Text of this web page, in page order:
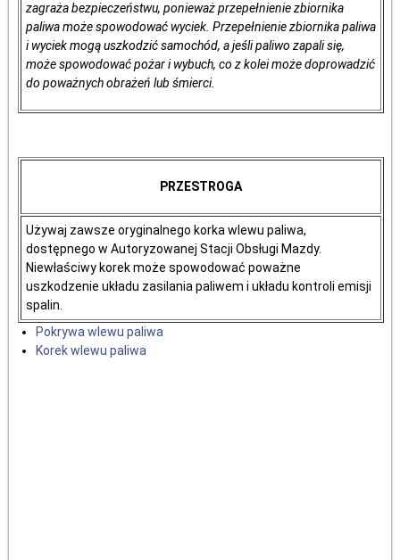
zagraża bezpieczeństwu, ponieważ przepełnienie zbiornika
paliwa może spowodować wyciek. Przepełnienie zbiornika paliwa
i wyciek mogą uszkodzić samochód, a jeśli paliwo zapali się,
może spowodować pożar i wybuch, co z kolei może doprowadzić
do poważnych obrażeń lub śmierci.
PRZESTROGA
Używaj zawsze oryginalnego korka wlewu paliwa,
dostępnego w Autoryzowanej Stacji Obsługi Mazdy.
Niewłaściwy korek może spowodować poważne
uszkodzenie układu zasilania paliwem i układu kontroli emisji
spalin.
Pokrywa wlewu paliwa
Korek wlewu paliwa